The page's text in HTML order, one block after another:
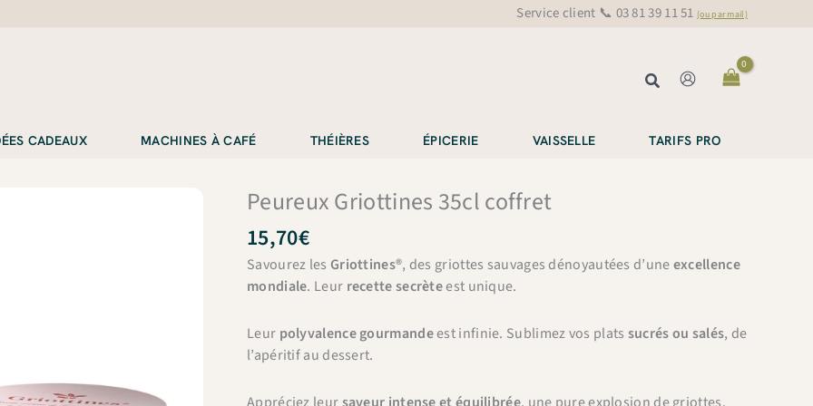
Service client 📞 03 81 39 11 51 (ou par mail)
Rechercher
CADEAUX MACHINES À CAFÉ THÉIÈRES ÉPICERIE VAISSELLE TARIFS PRO
Peureux Griottines 35cl coffret
15,70€
Savourez les Griottines®, des griottes sauvages dénoyautées d’uneexcellence
mondiale. Leur recette secrèteest unique.
Leur polyvalence gourmandeest infinie. Sublimez vos plats sucrés ou salés, de
l’apéritif au dessert.